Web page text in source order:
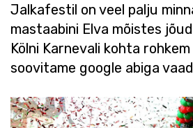
Jalkafestil on veel palju
mastaabini Elva mõistes
Kölni Karnevali kohta
soovitame google abiga